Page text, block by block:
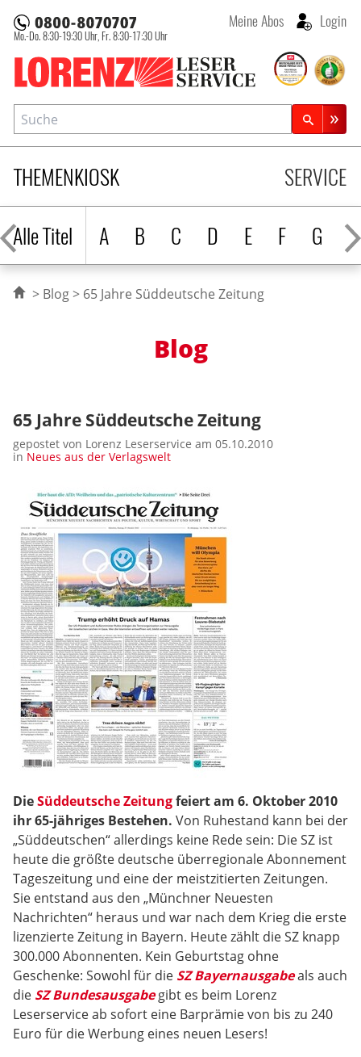
Lorenz Leserservice
Mo.-Do. 8:30-19:30 Uhr, Fr. 8:30-17:30 Uhr
Meine Abos Login
THEMENKIOSK
Alle Titel
A B C D E F G H
SERVICE
Suche
Zeitschriftensuche
Blog 65 Jahre Süddeutsche Zeitung
Blog
65 Jahre Süddeutsche Zeitung
gepostet von Lorenz Leserservice am 05.10.2010
in Neues aus der Verlagswelt
DieSüddeutsche Zeitungfeiert am 6. Oktober 2010
ihr 65-jähriges Bestehen. Von Ruhestand kann bei der
„Süddeutschen“ allerdings keine Rede sein: Die SZ ist
heute die größte deutsche überregionale Abonnement
Tageszeitung und eine der meistzitierten Zeitungen.
Sie entstand aus den „Münchner Neuesten
Nachrichten“ heraus und war nach dem Krieg die erste
lizenzierte Zeitung in Bayern. Heute zählt die SZ knapp
300.000 Abonnenten. Kein Geburtstag ohne
Geschenke: Sowohl für die SZ Bayernausgabeals auch
die SZ Bundesausgabegibt es beim Lorenz
Leserservice ab sofort eine Barprämie von bis zu 240
Euro für die Werbung eines neuen Lesers!